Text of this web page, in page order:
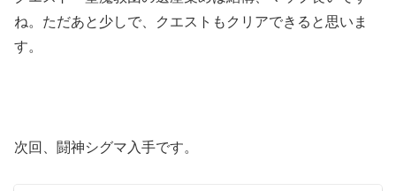
ね。ただあと少しで、クエストもクリアできると思いま
す。
次回、闘神シグマ入手です。